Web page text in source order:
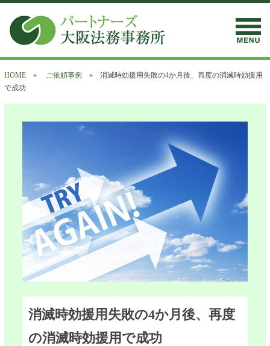
HOME» ご依頼事例
» 消滅時効援用失敗の4か月後、再度の消滅時効援用
で成功
消滅時効援用失敗の4か月後、再度
の消滅時効援用で成功